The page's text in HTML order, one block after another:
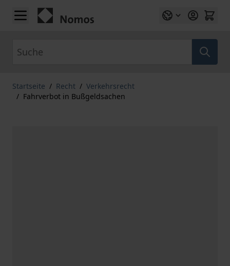
Zum Inhalt springen
Startseite / Recht / Verkehrsrecht
/ Fahrverbot in Bußgeldsachen